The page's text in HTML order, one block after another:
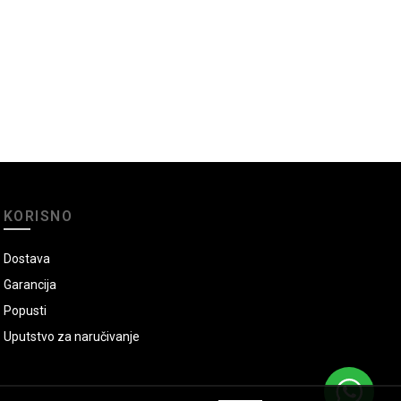
KORISNO
Dostava
Garancija
Popusti
Uputstvo za naručivanje